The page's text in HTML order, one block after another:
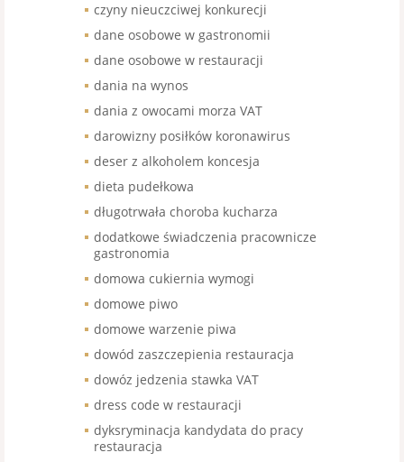
czyny nieuczciwej konkurecji
dane osobowe w gastronomii
dane osobowe w restauracji
dania na wynos
dania z owocami morza VAT
darowizny posiłków koronawirus
deser z alkoholem koncesja
dieta pudełkowa
długotrwała choroba kucharza
dodatkowe świadczenia pracownicze
gastronomia
domowa cukiernia wymogi
domowe piwo
domowe warzenie piwa
dowód zaszczepienia restauracja
dowóz jedzenia stawka VAT
dress code w restauracji
dyksryminacja kandydata do pracy
restauracja